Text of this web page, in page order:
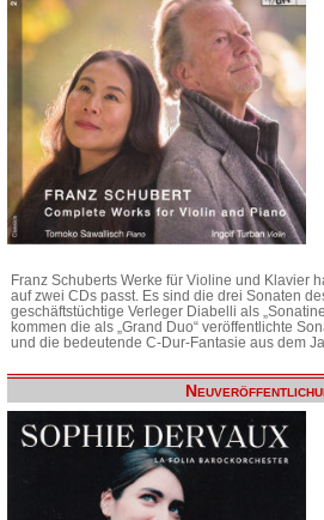
Franz Schuberts Werke für Violine und Klavier
auf zwei CDs passt. Es sind die drei Sonaten
geschäftstüchtige Verleger Diabelli als
kommen die als „Grand Duo“ veröffentlichte
und die bedeutende C-Dur-Fantasie aus dem